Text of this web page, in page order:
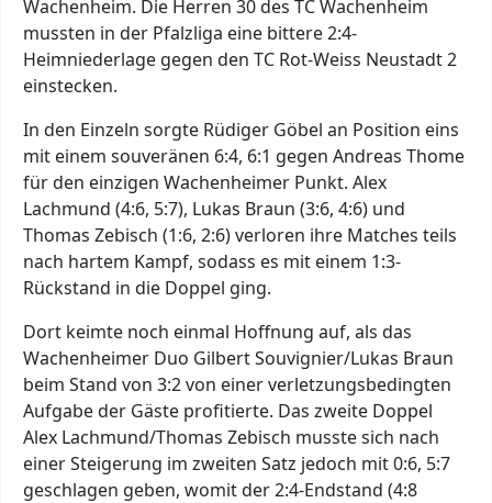
Wachenheim. Die Herren 30 des TC Wachenheim
mussten in der Pfalzliga eine bittere 2:4-
Heimniederlage gegen den TC Rot-Weiss Neustadt 2
einstecken.
In den Einzeln sorgte Rüdiger Göbel an Position eins
mit einem souveränen 6:4, 6:1 gegen Andreas Thome
für den einzigen Wachenheimer Punkt. Alex
Lachmund (4:6, 5:7), Lukas Braun (3:6, 4:6) und
Thomas Zebisch (1:6, 2:6) verloren ihre Matches teils
nach hartem Kampf, sodass es mit einem 1:3-
Rückstand in die Doppel ging.
Dort keimte noch einmal Hoffnung auf, als das
Wachenheimer Duo Gilbert Souvignier/Lukas Braun
beim Stand von 3:2 von einer verletzungsbedingten
Aufgabe der Gäste profitierte. Das zweite Doppel
Alex Lachmund/Thomas Zebisch musste sich nach
einer Steigerung im zweiten Satz jedoch mit 0:6, 5:7
geschlagen geben, womit der 2:4-Endstand (4:8